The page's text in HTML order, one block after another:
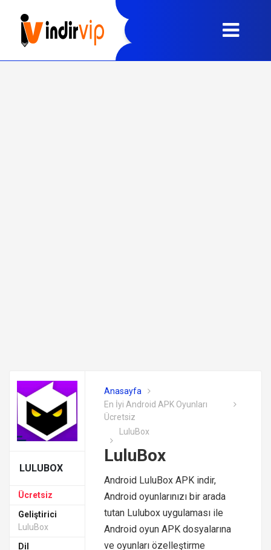
LULUBOX
Ücretsiz
Geliştirici
LuluBox
Dil
Anasayfa
En İyi Android APK Oyunları
Ücretsiz
LuluBox
LuluBox
Android LuluBox APK indir,
Android oyunlarınızı bir arada
tutan Lulubox uygulaması ile
Android oyun APK dosyalarına
ve oyunları özelleştirme